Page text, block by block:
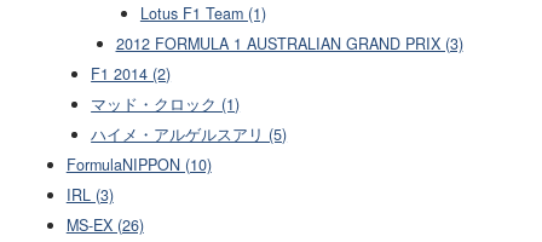
Lotus F1 Team (1)
2012 FORMULA 1 AUSTRALIAN GRAND PRIX (3)
F1 2014 (2)
マッド・クロック (1)
ハイメ・アルゲルスアリ (5)
FormulaNIPPON (10)
IRL (3)
MS-EX (26)